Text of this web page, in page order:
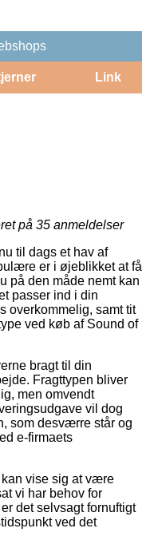
Link
på 35 anmeldelser
til dags et hav af
er i øjeblikket at få
på den måde nemt kan
passer ind i din
overkommelig, samt tit
ved køb af Sound of
bragt til din
Fragttypen bliver
men omvendt
vil dog
som desværre står og
e-firmaets
vise sig at være
vi har behov for
det selvsagt fornuftigt
ved det